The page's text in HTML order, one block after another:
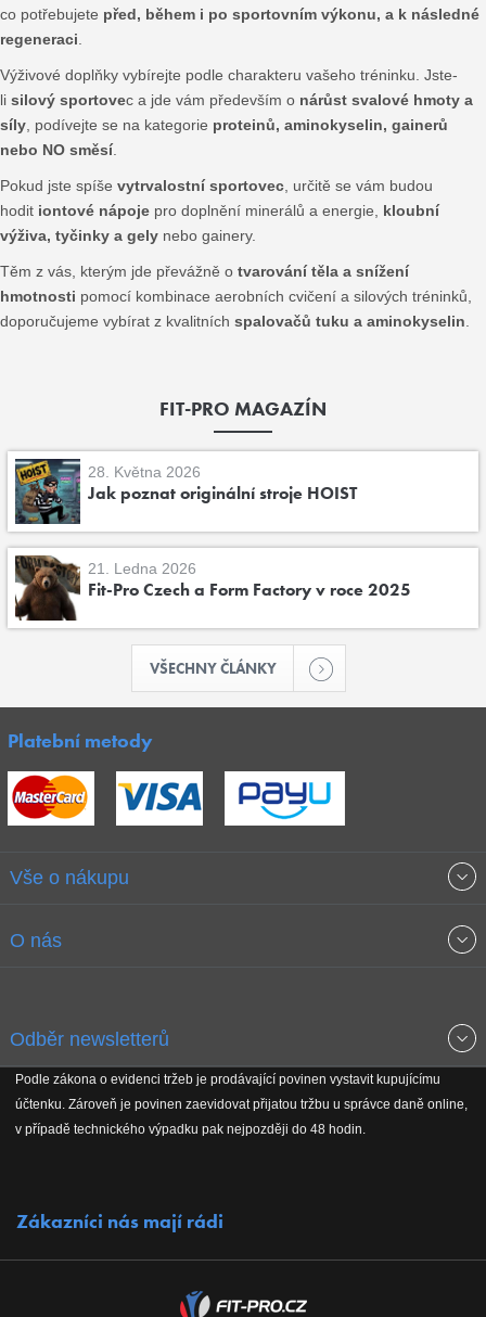
co potřebujete před, během i po sportovním výkonu, a k následné
regeneraci.
Výživové doplňky vybírejte podle charakteru vašeho tréninku. Jste-
li silový sportovec a jde vám především o nárůst svalové hmoty a
síly, podívejte se na kategorie proteinů, aminokyselin, gainerů
nebo NO směsí.
Pokud jste spíše vytrvalostní sportovec, určitě se vám budou
hodit iontové nápoje pro doplnění minerálů a energie, kloubní
výživa, tyčinky a gely nebo gainery.
Těm z vás, kterým jde převážně o tvarování těla a snížení
hmotnosti pomocí kombinace aerobních cvičení a silových tréninků,
doporučujeme vybírat z kvalitních spalovačů tuku a aminokyselin.
FIT-PRO MAGAZÍN
28. Května 2026
Jak poznat originální stroje HOIST
21. Ledna 2026
Fit-Pro Czech a Form Factory v roce 2025
VŠECHNY ČLÁNKY
Platební metody
Vše o nákupu
Obchodní podmínky
Reklamační řád
O nás
Koho podporujeme
Odběr newsletterů
Podle zákona o evidenci tržeb je prodávající povinen vystavit kupujícímu
účtenku. Zároveň je povinen zaevidovat přijatou tržbu u správce daně online,
v případě technického výpadku pak nejpozději do 48 hodin.
Zákazníci nás mají rádi